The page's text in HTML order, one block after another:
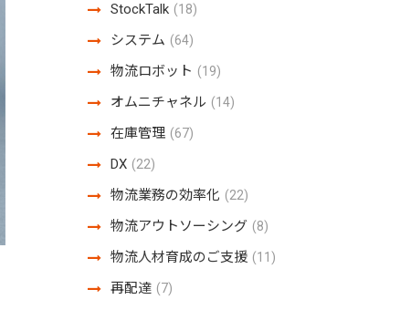
StockTalk (18)
システム (64)
物流ロボット (19)
オムニチャネル (14)
在庫管理 (67)
DX (22)
物流業務の効率化 (22)
物流アウトソーシング (8)
物流人材育成のご支援 (11)
再配達 (7)